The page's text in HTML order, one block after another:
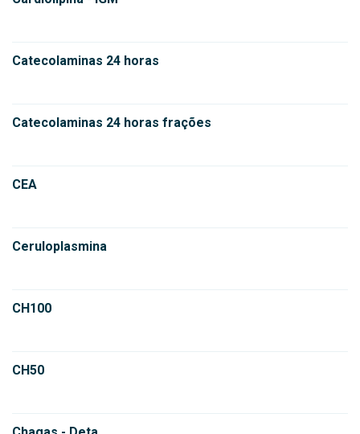
Catecolaminas 24 horas
Catecolaminas 24 horas frações
CEA
Ceruloplasmina
CH100
CH50